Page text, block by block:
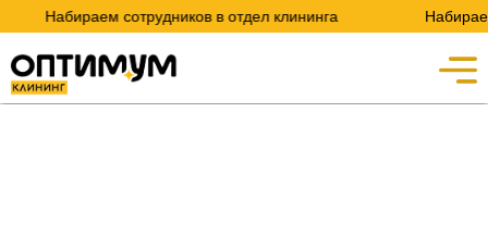
Набираем сотрудников в отдел клининга Набираем